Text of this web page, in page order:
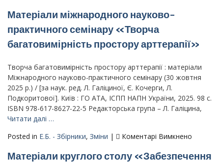
у
період
:
столу
Матеріали міжнародного науково-
практичного семінару «Творча
багатовимірність простору арттерапії»
Творча багатовимірність простору арттерапії : матеріали
Міжнародного науково-практичного семінару (30 жовтня
2025 р.) / [за наук. ред. Л. Галіциної, Є. Кочерги, Л.
Подкоритової]. Київ : ГО АТА, ІСПП НАПН України, 2025. 98 с.
ISBN 978-617-8627-22-5 Редакторська група – Л. Галіцина,
Читати далі …
Posted in Е.Б. - Збірники, Зміни | Коментарі Вимкнено
Матеріали круглого столу «Забезпечення